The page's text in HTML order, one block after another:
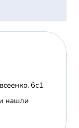
6с1
нашли